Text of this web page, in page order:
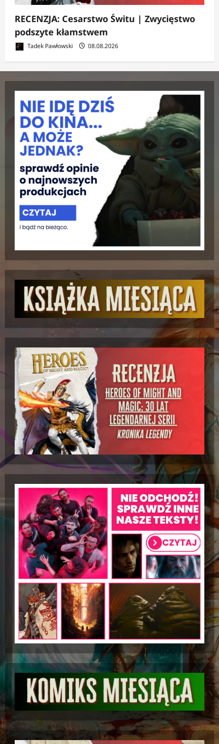
RECENZJA: Cesarstwo Świtu | Zwycięstwo
podszyte kłamstwem
Tadek Pawłowski 08.08.2026